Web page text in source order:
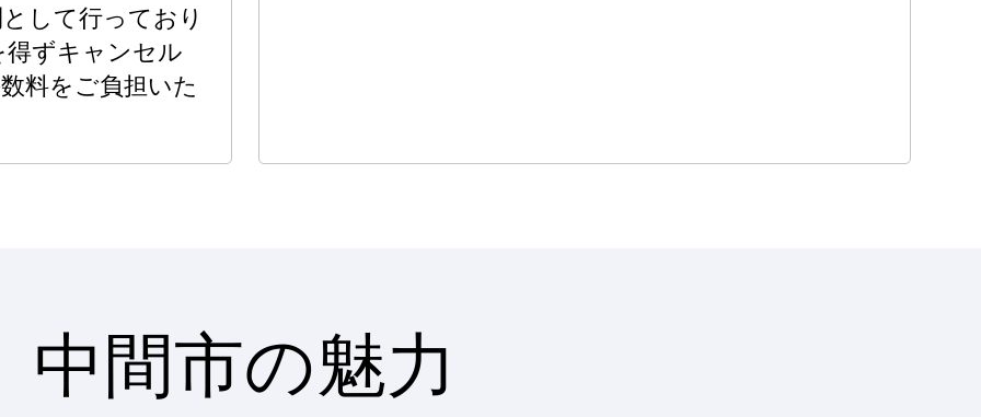
して行っており
得ずキャンセル
料をご負担いた
中間市の魅力